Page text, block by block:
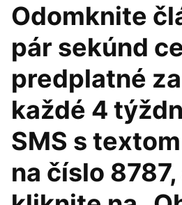
Odomknite
pár sekúnd
predplatné
každé 4
SMS s
na číslo